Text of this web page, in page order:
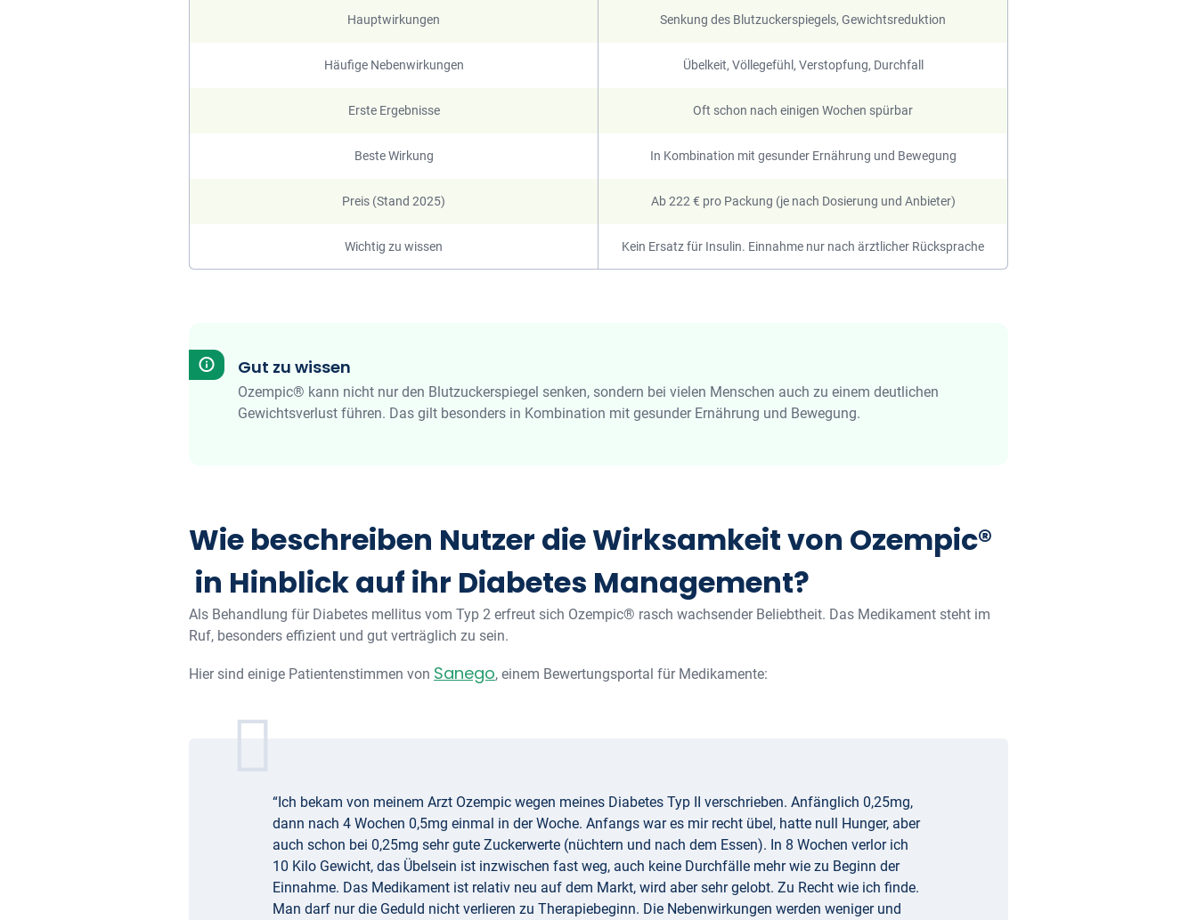
Hauptwirkungen Senkung des Blutzuckerspiegels, Gewichtsreduktion
Häufige Nebenwirkungen Übelkeit, Völlegefühl, Verstopfung, Durchfall
Erste Ergebnisse Oft schon nach einigen Wochen spürbar
Beste Wirkung In Kombination mit gesunder Ernährung und Bewegung
Preis (Stand 2025) Ab 222 € pro Packung (je nach Dosierung und Anbieter)
Wichtig zu wissen Kein Ersatz für Insulin. Einnahme nur nach ärztlicher Rücksprache
Gut zu wissen
Ozempic® kann nicht nur den Blutzuckerspiegel senken, sondern bei vielen Menschen auch zu einem deutlichen
Gewichtsverlust führen. Das gilt besonders in Kombination mit gesunder Ernährung und Bewegung.
Wie beschreiben Nutzer die Wirksamkeit von Ozempic®
in Hinblick auf ihr Diabetes Management?
Als Behandlung für Diabetes mellitus vom Typ 2 erfreut sich Ozempic® rasch wachsender Beliebtheit. Das Medikament steht im
Ruf, besonders effizient und gut verträglich zu sein.
Hier sind einige Patientenstimmen von Sanego, einem Bewertungsportal für Medikamente:
“Ich bekam von meinem Arzt Ozempic wegen meines Diabetes Typ II verschrieben. Anfänglich 0,25mg,
dann nach 4 Wochen 0,5mg einmal in der Woche. Anfangs war es mir recht übel, hatte null Hunger, aber
auch schon bei 0,25mg sehr gute Zuckerwerte (nüchtern und nach dem Essen). In 8 Wochen verlor ich
10 Kilo Gewicht, das Übelsein ist inzwischen fast weg, auch keine Durchfälle mehr wie zu Beginn der
Einnahme. Das Medikament ist relativ neu auf dem Markt, wird aber sehr gelobt. Zu Recht wie ich finde.
Man darf nur die Geduld nicht verlieren zu Therapiebeginn. Die Nebenwirkungen werden weniger und